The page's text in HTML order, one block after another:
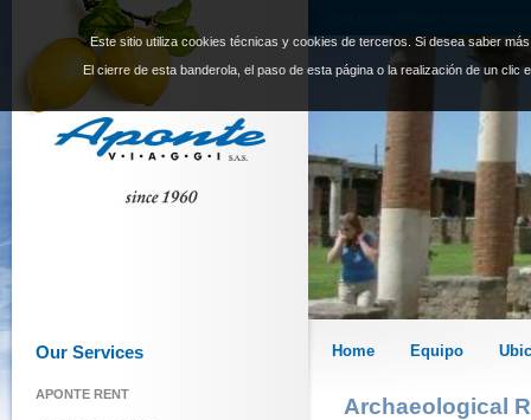
Este sitio utiliza cookies técnicas y cookies de terceros. Si desea saber
El cierre de esta banderola, el paso de esta página o la realización de un
Home Equipo
Archaeological
Our Services
APONTE RENT